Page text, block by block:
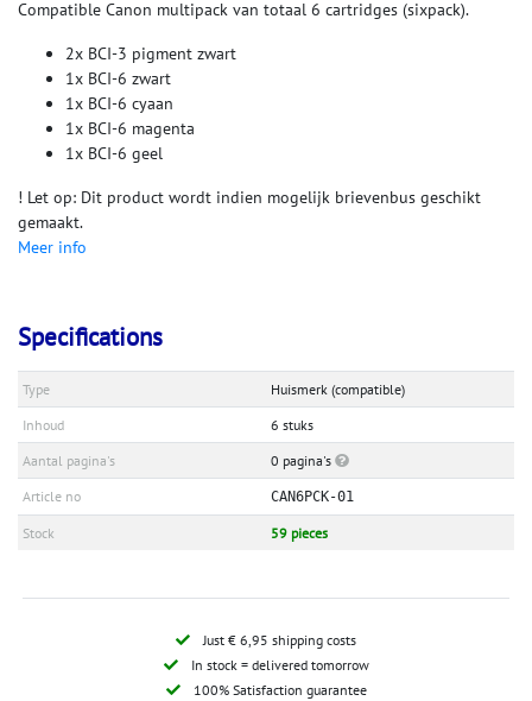
Compatible Canon multipack van totaal 6 cartridges (sixpack).
2x BCI-3 pigment zwart
1x BCI-6 zwart
1x BCI-6 cyaan
1x BCI-6 magenta
1x BCI-6 geel
! Let op: Dit product wordt indien mogelijk brievenbus geschikt
gemaakt.
Meer info
Specifications
Type
Huismerk (compatible)
Inhoud
6 stuks
Aantal pagina's
0 pagina's
Article no
CAN6PCK-01
Stock 59 pieces
Just € 6,95 shipping costs
In stock = delivered tomorrow
100% Satisfaction guarantee